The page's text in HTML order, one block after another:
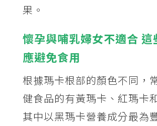
果。
懷孕與哺乳婦女不適合 這
應避免食用
根據瑪卡根部的顏色不同，
健食品的有黃瑪卡、紅瑪卡
其中以黑瑪卡營養成分最為